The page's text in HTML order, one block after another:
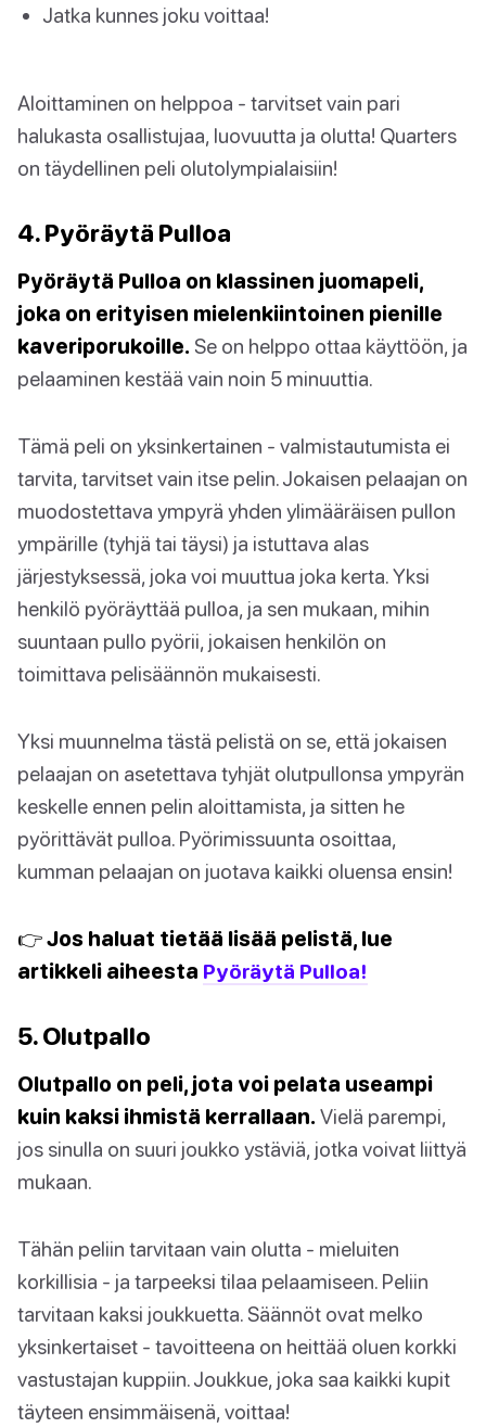
Jatka kunnes joku voittaa!
Aloittaminen on helppoa - tarvitset vain pari
halukasta osallistujaa, luovuutta ja olutta! Quarters
on täydellinen peli olutolympialaisiin!
4. Pyöräytä Pulloa
Pyöräytä Pulloa on klassinen juomapeli,
joka on erityisen mielenkiintoinen pienille
kaveriporukoille. Se on helppo ottaa käyttöön, ja
pelaaminen kestää vain noin 5 minuuttia.
Tämä peli on yksinkertainen - valmistautumista ei
tarvita, tarvitset vain itse pelin. Jokaisen pelaajan on
muodostettava ympyrä yhden ylimääräisen pullon
ympärille (tyhjä tai täysi) ja istuttava alas
järjestyksessä, joka voi muuttua joka kerta. Yksi
henkilö pyöräyttää pulloa, ja sen mukaan, mihin
suuntaan pullo pyörii, jokaisen henkilön on
toimittava pelisäännön mukaisesti.
Yksi muunnelma tästä pelistä on se, että jokaisen
pelaajan on asetettava tyhjät olutpullonsa ympyrän
keskelle ennen pelin aloittamista, ja sitten he
pyörittävät pulloa. Pyörimissuunta osoittaa,
kumman pelaajan on juotava kaikki oluensa ensin!
👉 Jos haluat tietää lisää pelistä, lue
artikkeli aiheesta Pyöräytä Pulloa!
5. Olutpallo
Olutpallo on peli, jota voi pelata useampi
kuin kaksi ihmistä kerrallaan. Vielä parempi,
jos sinulla on suuri joukko ystäviä, jotka voivat liittyä
mukaan.
Tähän peliin tarvitaan vain olutta - mieluiten
korkillisia - ja tarpeeksi tilaa pelaamiseen. Peliin
tarvitaan kaksi joukkuetta. Säännöt ovat melko
yksinkertaiset - tavoitteena on heittää oluen korkki
vastustajan kuppiin. Joukkue, joka saa kaikki kupit
täyteen ensimmäisenä, voittaa!